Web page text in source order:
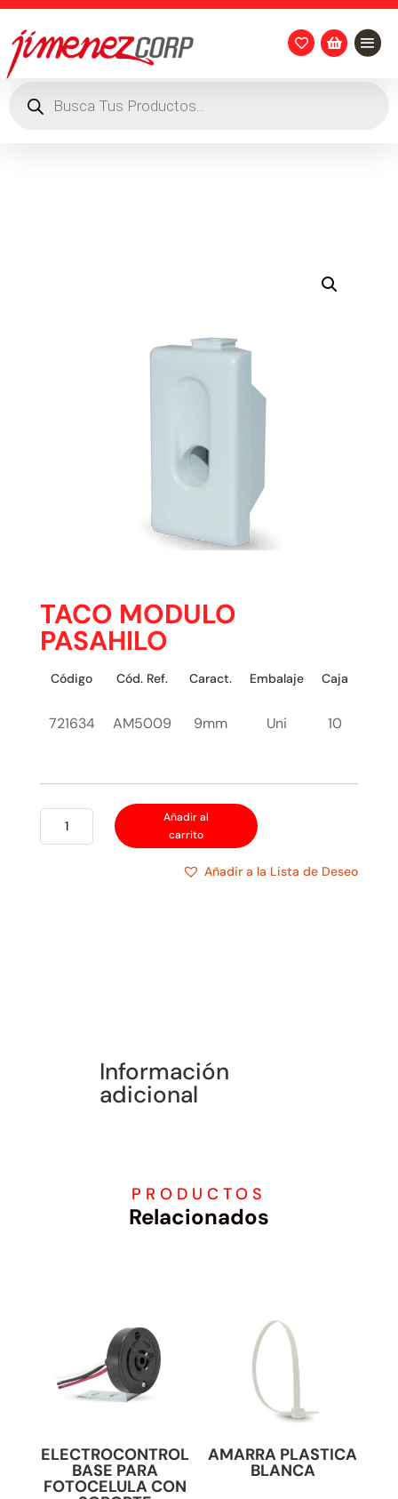
 
productos
TACO MODULO
PASAHILO
Código Cód. Ref. Caract. Embalaje Caja
721634 AM5009 9mm Uni 10
Añadir al
carrito
Añadir a la Lista de Deseo
Información
adicional
PRODUCTOS
Relacionados
ELECTROCONTROL
BASE PARA
FOTOCELULA CON
AMARRA PLASTICA
BLANCA